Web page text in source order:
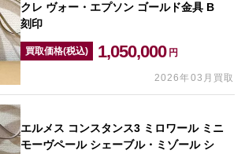
クレ ヴォー・エプソン ゴールド金具 B
刻印
買取価格(税込) 1,050,000 円
2026年03月買取
エルメス コンスタンス3 ミロワール ミニ
モーヴペール シェーブル・ミゾール シ